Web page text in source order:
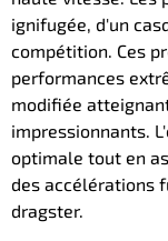
ignifugée, d'un
compétition. Ces
performances
modifiée
impressionnants.
optimale tout en
des accélérations
dragster.